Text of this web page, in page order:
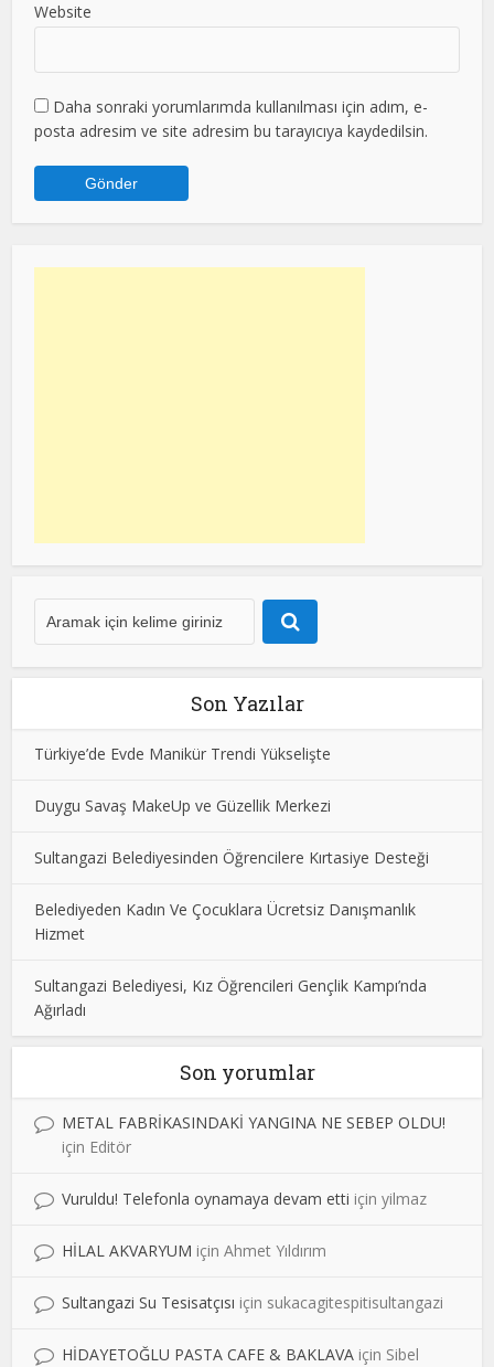
Website
Daha sonraki yorumlarımda kullanılması için adım, e-
posta adresim ve site adresim bu tarayıcıya kaydedilsin.
Son Yazılar
Türkiye’de Evde Manikür Trendi Yükselişte
Duygu Savaş MakeUp ve Güzellik Merkezi
Sultangazi Belediyesinden Öğrencilere Kırtasiye Desteği
Belediyeden Kadın Ve Çocuklara Ücretsiz Danışmanlık
Hizmet
Sultangazi Belediyesi, Kız Öğrencileri Gençlik Kampı’nda
Ağırladı
Son yorumlar
METAL FABRİKASINDAKİ YANGINA NE SEBEP OLDU!
için Editör
Vuruldu! Telefonla oynamaya devam etti içinyilmaz
HİLAL AKVARYUM içinAhmet Yıldırım
Sultangazi Su Tesisatçısı için sukacagitespitisultangazi
HİDAYETOĞLU PASTA CAFE & BAKLAVA için Sibel